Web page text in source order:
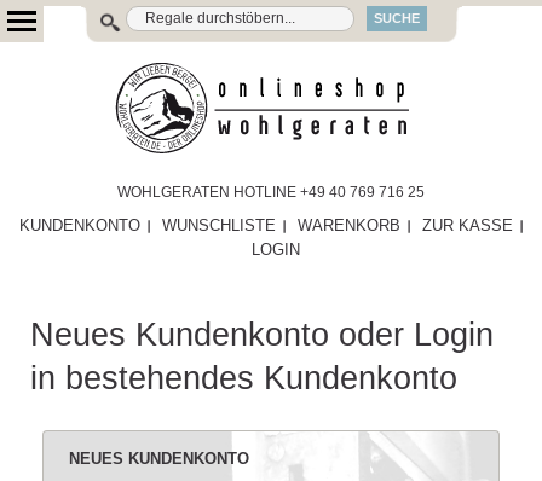
SUCHE
WOHLGERATEN HOTLINE +49 40 769 716 25
KUNDENKONTO WUNSCHLISTE WARENKORB
ZUR KASSE
LOGIN
Neues Kundenkonto oder Login
in bestehendes Kundenkonto
NEUES KUNDENKONTO